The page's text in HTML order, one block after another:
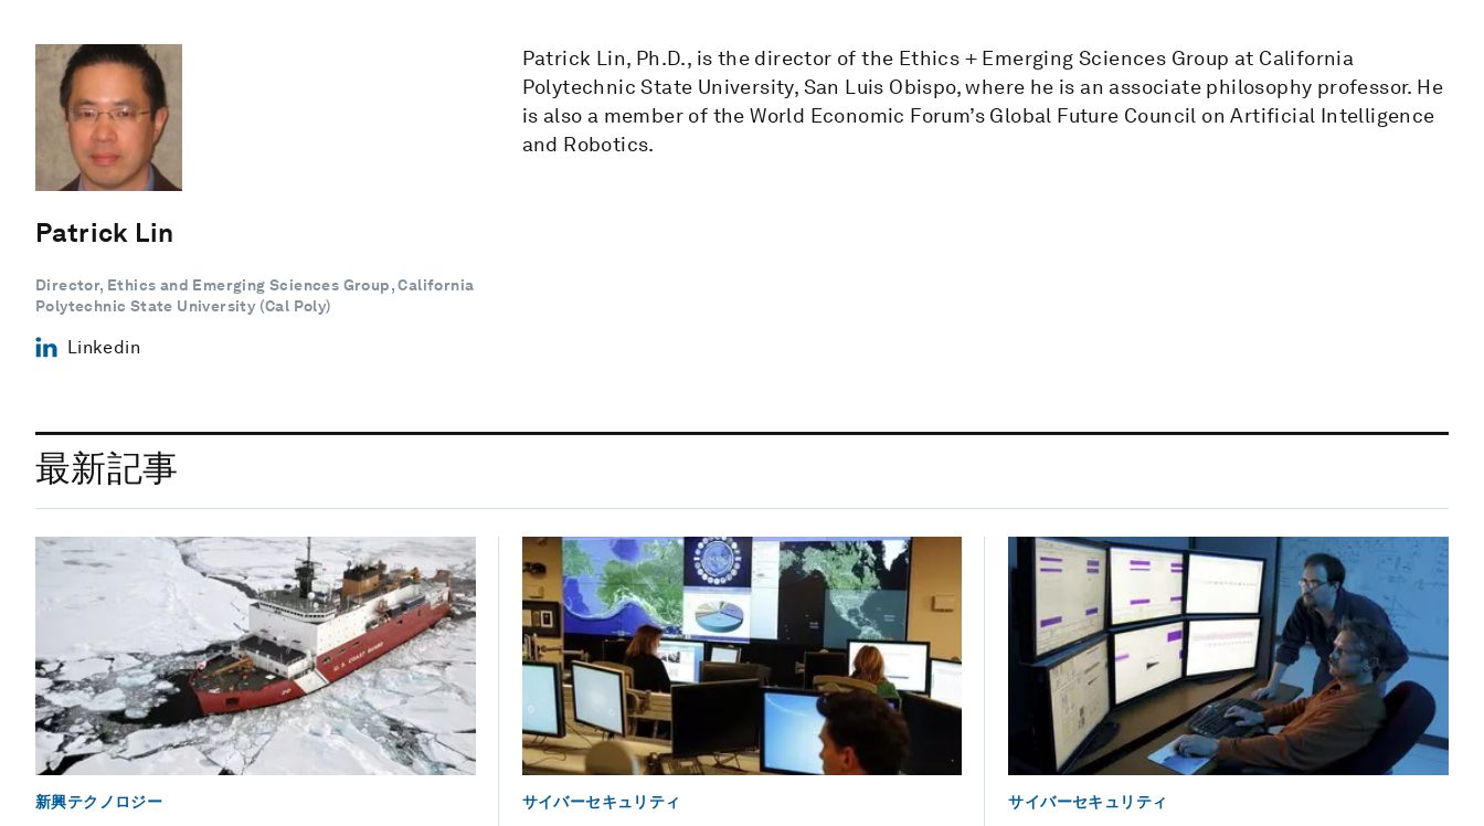
Patrick Lin
Director, Ethics and Emerging Sciences Group, California
Polytechnic State University (Cal Poly)
Linkedin
Patrick Lin, Ph.D., is the director of the Ethics + Emerging Sciences Group at California
Polytechnic State University, San Luis Obispo, where he is an associate philosophy professor. He
is also a member of the World Economic Forum’s Global Future Council on Artificial Intelligence
and Robotics.
最新記事
新興テクノロジー サイバーセキュリティ サイバーセキュリティ